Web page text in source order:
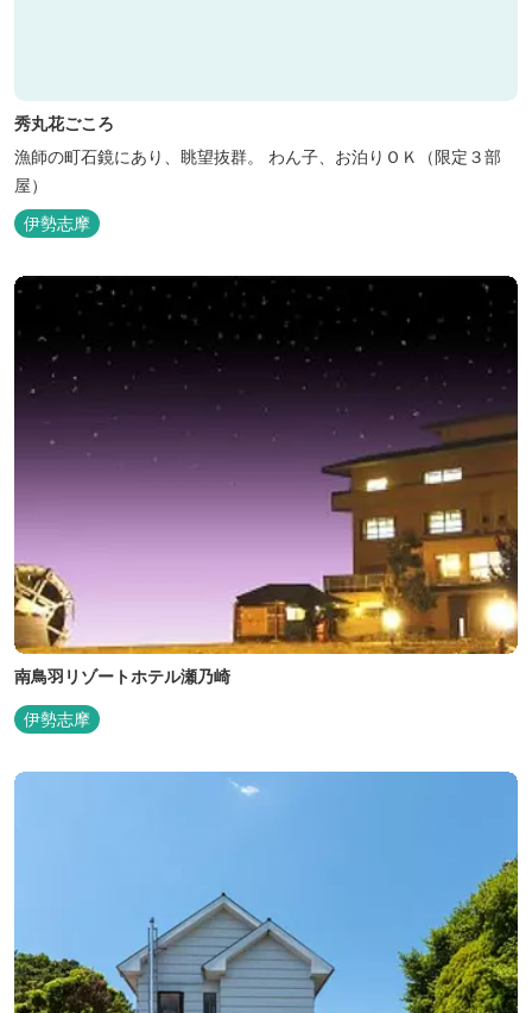
秀丸花ごころ
漁師の町石鏡にあり、眺望抜群。 わん子、お泊りＯＫ（限定３部
屋）
伊勢志摩
南鳥羽リゾートホテル瀬乃崎
伊勢志摩